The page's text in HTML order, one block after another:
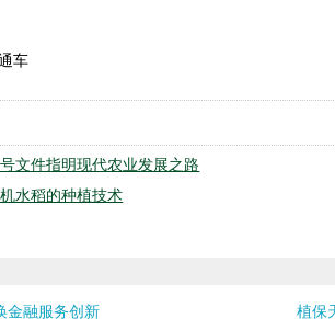
车
文件指明现代农业发展之路
水稻的种植技术
金融服务创新 植保